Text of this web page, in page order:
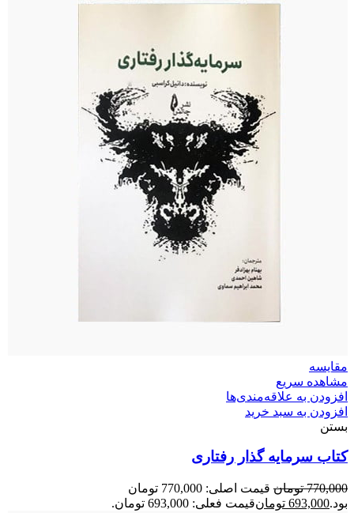
مقایسه
مشاهده سریع
افزودن به علاقه‌مندی‌ها
افزودن به سبد خرید
بستن
کتاب سرمایه گذار رفتاری
770,000 تومان
قیمت اصلی: 770,000 تومان
بود.693,000 تومانقیمت فعلی: 693,000 تومان.